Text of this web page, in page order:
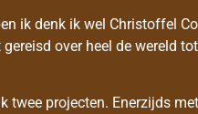
ik denk ik wel Christoffel
over heel de wereld
projecten. Enerzijds